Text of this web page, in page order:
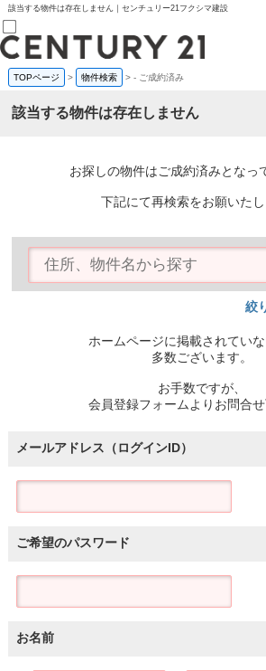
該当する物件は存在しません｜センチュリー21フクシマ建設
売買部
0120-800-844
賃貸部
会員メニュー
物件を探す
購入TOP
条件から探す
住宅ローン控除シミュレータ
TOPページ > 物件検索 >- ご成約済み
該当する物件は存在しません
お探しの物件はご成約済みとなっ
下記にて再検索をお願いたし
絞
ホームページに掲載されてい
多数ございます。
お手数ですが、
会員登録フォームよりお問合せ
メールアドレス（ログインID）
ご希望のパスワード
お名前